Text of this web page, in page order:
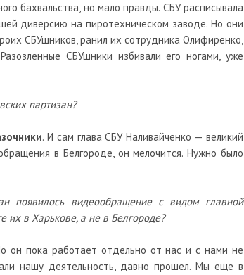
бахвальства, но мало правды. СБУ расписывала
диверсию на пиротехническом заводе. Но они
СБУшников, ранил их сотрудника Олифиренко,
СБУшники избивали его ногами, уже
партизан?
. И сам глава СБУ Наливайченко — великий
в Белгороде, он мелочится. Нужно было
появилось видеообращение с видом главной
их в Харькове, а не в Белгороде?
он пока работает отдельно от нас и с нами не
нашу деятельность, давно прошел. Мы еще в